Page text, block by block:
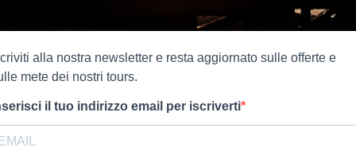
alla nostra newsletter e resta aggiornato sulle offerte e
mete dei nostri tours.
il tuo indirizzo email per iscriverti